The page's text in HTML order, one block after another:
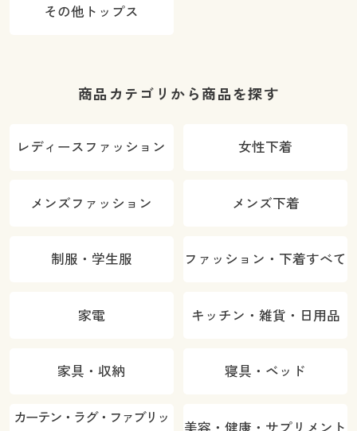
その他トップス
商品カテゴリから商品を探す
レディースファッション 女性下着
メンズファッション メンズ下着
制服・学生服 ファッション・下着すべて
家電 キッチン・雑貨・日用品
家具・収納 寝具・ベッド
カーテン・ラグ・ファブリッ
美容・健康・サプリメント